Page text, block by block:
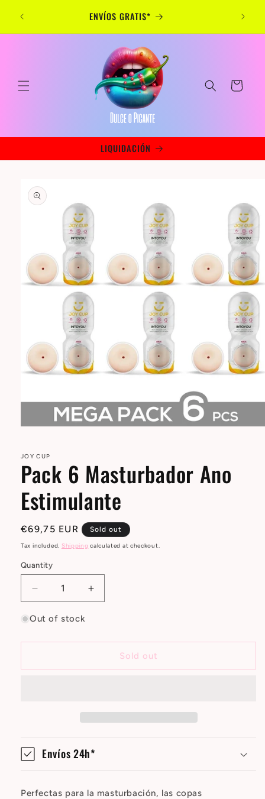
content
ENVÍOS GRATIS*
Cart
LIQUIDACIÓN
product
information
in
modal
JOY CUP
Pack 6 Masturbador Ano
Estimulante
Regular
price
€69,75 EUR Sold out
Tax included. Shipping calculated at checkout.
Quantity
Decrease
quantity
for
6
Ano
Increase
quantity
6
Masturbador
Ano
Out of stock
Sold out
Envíos 24h*
Perfectas para la masturbación, las copas